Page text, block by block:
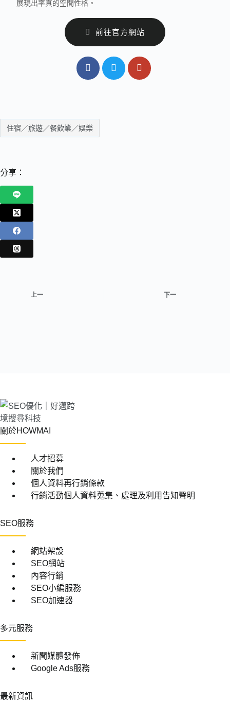
展現出率真的空間性格。
前往官方網站
住宿／旅遊／餐飲業／娛樂
分享：
上一 下一
關於HOWMAI
人才招募
關於我們
個人資料再行銷條款
行銷活動個人資料蒐集、處理及利用告知聲明
SEO服務
網站架設
SEO網站
內容行銷
SEO小編服務
SEO加速器
多元服務
新聞媒體發佈
Google Ads服務
最新資訊